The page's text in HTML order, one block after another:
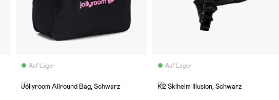
Auf Lager
(1)
Jollyroom Allround Bag, Schwarz
Auf Lager
(1)
K2 Skihelm Illusion, Schwarz